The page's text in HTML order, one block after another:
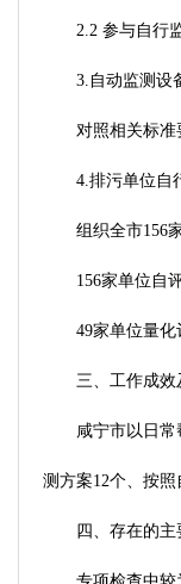
2.2 参与自行
3.自动监测设
对照相关标
4.排污单位自
组织全市156
156家单位自
49家单位量
三、工作成效
咸宁市以日
测方案12个、按
四、存在的主